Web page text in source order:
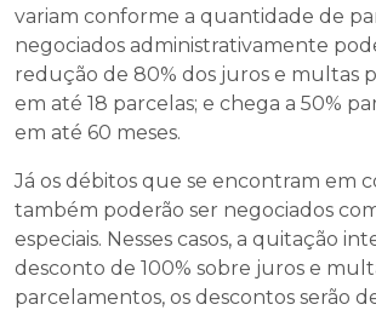
variam conforme a quantidade de
negociados administrativamente
redução de 80% dos juros e multas
em até 18 parcelas; e chega a 50%
em até 60 meses.
Já os débitos que se encontram em
também poderão ser negociados
especiais. Nesses casos, a quitação
desconto de 100% sobre juros e
parcelamentos, os descontos serão